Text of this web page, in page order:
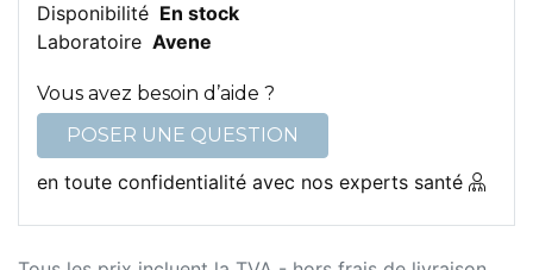
Disponibilité En stock
Laboratoire Avene
Vous avez besoin d’aide ?
POSER UNE QUESTION
en toute confidentialité avec nos experts santé